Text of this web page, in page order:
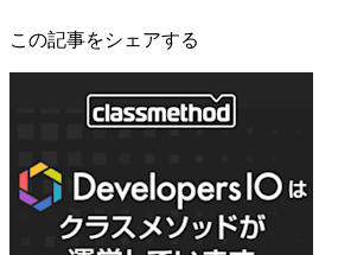
この記事をシェアする